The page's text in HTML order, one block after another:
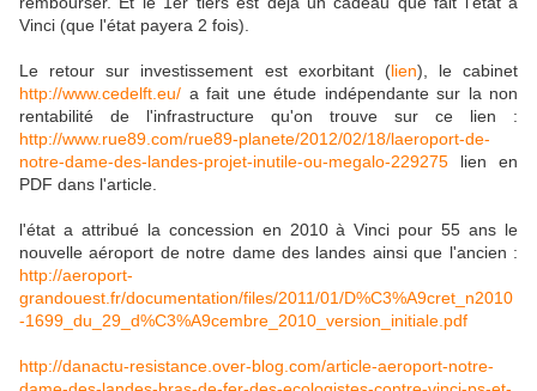
Vinci (que l'état payera 2 fois).
Le retour sur investissement est exorbitant (lien), le cabinet
http://www.cedelft.eu/ a fait une étude indépendante sur la non
rentabilité de l'infrastructure qu'on trouve sur ce lien :
http://www.rue89.com/rue89-planete/2012/02/18/laeroport-de-
notre-dame-des-landes-projet-inutile-ou-megalo-229275 lien en
PDF dans l'article.
l'état a attribué la concession en 2010 à Vinci pour 55 ans le
nouvelle aéroport de notre dame des landes ainsi que l'ancien :
http://aeroport-
grandouest.fr/documentation/files/2011/01/D%C3%A9cret_n2010
-1699_du_29_d%C3%A9cembre_2010_version_initiale.pdf
http://danactu-resistance.over-blog.com/article-aeroport-notre-